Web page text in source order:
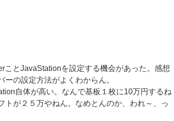
ことJavaStationを設定する機会があった。感想
ーの設定方法がよくわからん。
自体が高い。なんで基板１枚に10万円するね
トが２５万やねん。なめとんのか、われ～、っ